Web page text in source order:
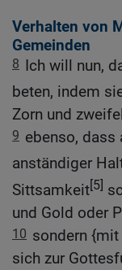
Verhalten von
Gemeinden
8 Ich will nun,
beten, indem
Zorn und
9 ebenso, dass
anständiger
Sittsamkeit[5]
und Gold oder
10 sondern
sich zur